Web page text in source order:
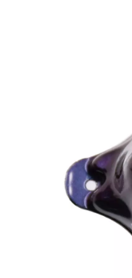
Beta65 –
FPV Kopteri